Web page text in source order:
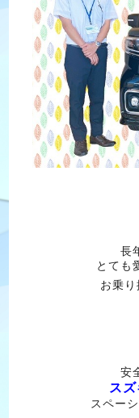
長
とても
お乗
安
ス
スペー